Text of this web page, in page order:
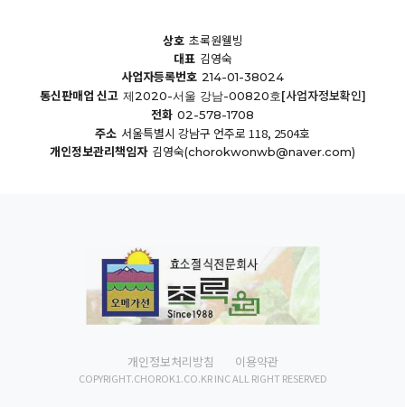
상호 초록원웰빙
대표 김영숙
사업자등록번호 214-01-38024
통신판매업 신고 제2020-서울 강남-00820호[사업자정보확인]
전화 02-578-1708
주소 서울특별시 강남구 언주로 118, 2504호
개인정보관리책임자 김영숙(chorokwonwb@naver.com)
개인정보처리방침 이용약관
COPYRIGHT.CHOROK1.CO.KR INC ALL RIGHT RESERVED